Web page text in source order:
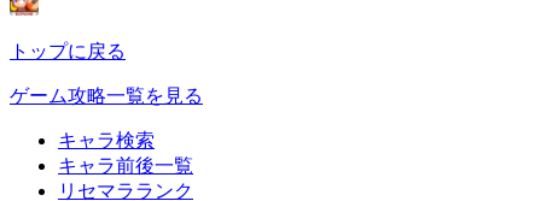
トップに戻る
ゲーム攻略一覧を見る
キャラ検索
キャラ前後一覧
リセマラランク